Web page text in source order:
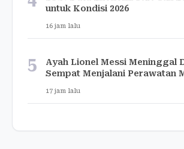
untuk Kondisi 2026
16 jam lalu
5
Ayah Lionel Messi Meninggal
Sempat Menjalani Perawatan
17 jam lalu